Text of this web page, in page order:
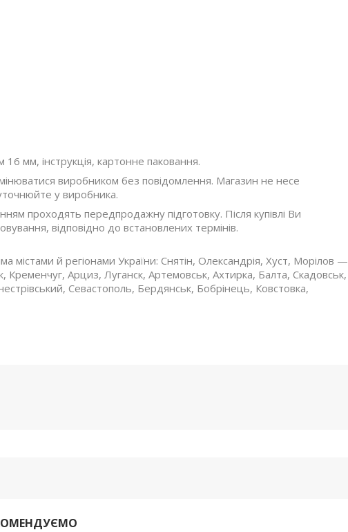
мм, інструкція, картонне паковання.
виробником без повідомлення. Магазин не несе
у виробника.
проходять передпродажну підготовку. Після купівлі Ви
відповідно до встановлених термінів.
містами й регіонами України: Снятін, Олександрія, Хуст, Морілов —
Кременчуг, Арциз, Луганск, Артемовськ, Ахтирка, Балта, Скадовськ,
Севастополь, Бердянськ, Бобрінець, Ковстовка,